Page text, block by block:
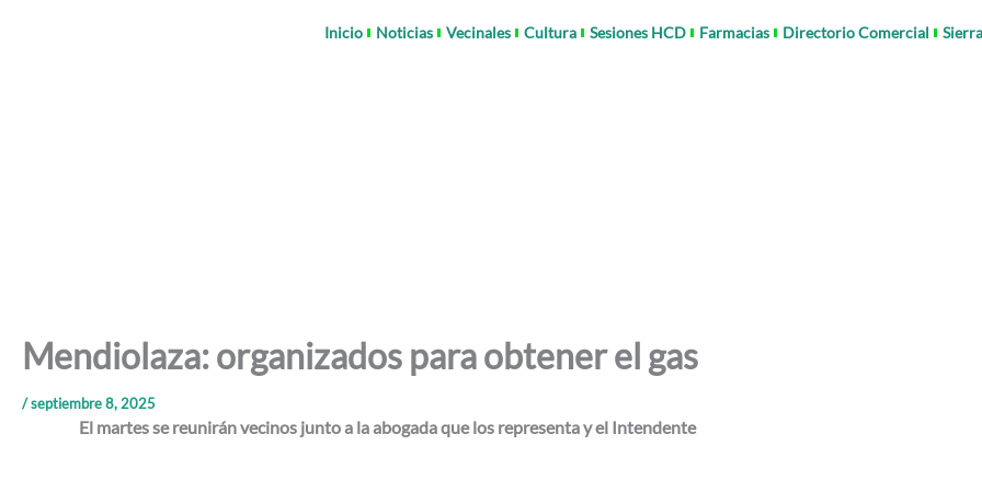
Inicio Noticias Vecinales Cultura Sesiones HCD Farmacias Directorio Comercial
Mendiolaza: organizados para obtener el gas
/septiembre 8, 2025
El martes se reunirán vecinos junto a la abogada que los representa y el Intendente